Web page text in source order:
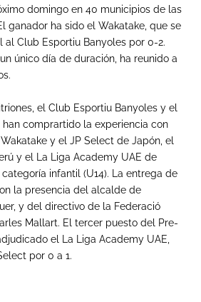
domingo en 40 municipios de las
ganador ha sido el Wakatake, que se
al Club Esportiu Banyoles por 0-2.
único día de duración, ha reunido a
el Club Esportiu Banyoles y el
comprartido la experiencia con
y el JP Select de Japón, el
y el La Liga Academy UAE de
infantil (U14). La entrega de
la presencia del alcalde de
y del directivo de la Federació
Mallart. El tercer puesto del Pre-
el La Liga Academy UAE,
por 0 a 1.